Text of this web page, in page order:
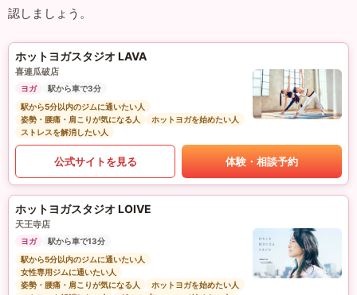
認しましょう。
ホットヨガスタジオ LAVA
喜連瓜破店
ヨガ
駅から車で3分
駅から5分以内のジムに通いたい人
姿勢・腰痛・肩こりが気になる人
ホットヨガを始めたい人
ストレスを解消したい人
公式サイトを見る 体験・相談予約
ホットヨガスタジオ LOIVE
天王寺店
ヨガ
駅から車で13分
駅から5分以内のジムに通いたい人
女性専用ジムに通いたい人
姿勢・腰痛・肩こりが気になる人
ホットヨガを始めたい人